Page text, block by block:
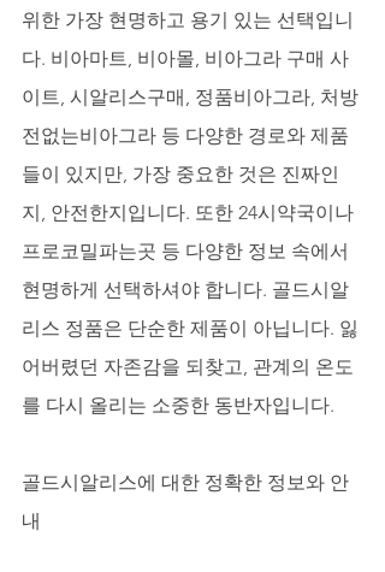
위한 가장 현명하고 용기 있는 선택입니
다. 비아마트, 비아몰, 비아그라 구매 사
이트, 시알리스구매, 정품비아그라, 처방
전없는비아그라 등 다양한 경로와 제품
들이 있지만, 가장 중요한 것은 진짜인
지, 안전한지입니다. 또한 24시약국이나
프로코밀파는곳 등 다양한 정보 속에서
현명하게 선택하셔야 합니다. 골드시알
리스 정품은 단순한 제품이 아닙니다. 잃
어버렸던 자존감을 되찾고, 관계의 온도
를 다시 올리는 소중한 동반자입니다.
골드시알리스에 대한 정확한 정보와 안
내